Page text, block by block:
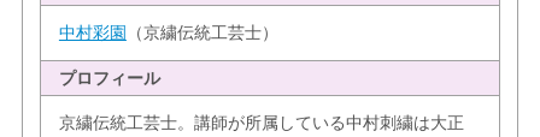
中村彩園 （京繍伝統工芸士）
プロフィール
京繍伝統工芸士。講師が所属している中村刺繍は大正